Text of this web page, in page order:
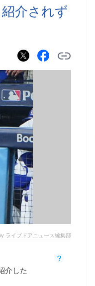
介されず
ライブドアニュース編集部
介した